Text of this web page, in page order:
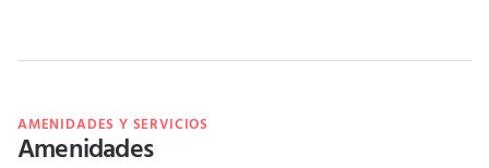
AMENIDADES Y SERVICIOS
Amenidades